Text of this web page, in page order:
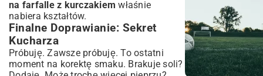
na farfalle z kurczakiem właśnie
nabiera kształtów.
Finalne Doprawianie: Sekret
Kucharza
Próbuję. Zawsze próbuję. To ostatni
moment na korektę smaku. Brakuje soli?